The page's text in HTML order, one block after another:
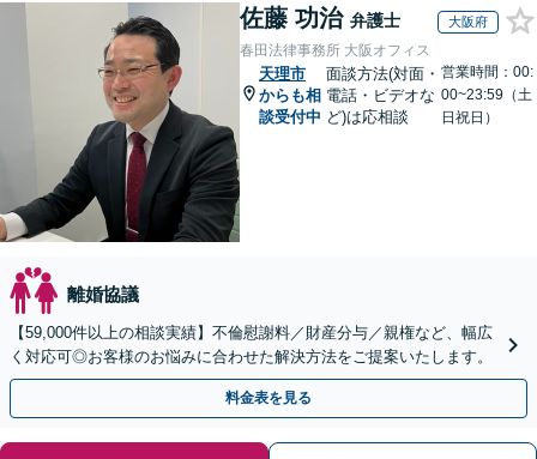
佐藤 功治 弁護士 大阪府
春田法律事務所 大阪オフィス
天理市
からも相
談受付中
面談方法(対面・
電話・ビデオな
ど)は応相談
営業時間：00:
00~23:59（土
日祝日）
離婚協議
【59,000件以上の相談実績】不倫慰謝料／財産分与／親権など、幅広
く対応可◎お客様のお悩みに合わせた解決方法をご提案いたします。
料金表を見る